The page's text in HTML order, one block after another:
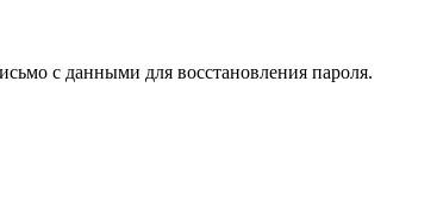
с данными для восстановления пароля.